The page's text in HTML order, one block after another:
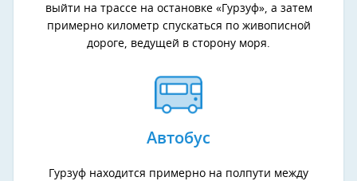
выйти на трассе на остановке «Гурзуф», а затем
примерно километр спускаться по живописной
дороге, ведущей в сторону моря.
Автобус
Гурзуф находится примерно на полпути между